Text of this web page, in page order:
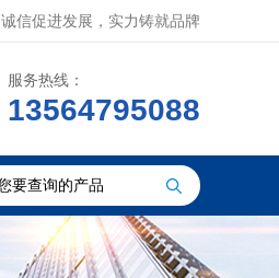
诚信促进发展，实力铸就品牌
服务热线：
13564795088